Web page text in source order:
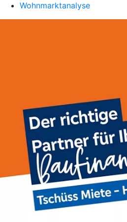
Wohnmarktanalyse